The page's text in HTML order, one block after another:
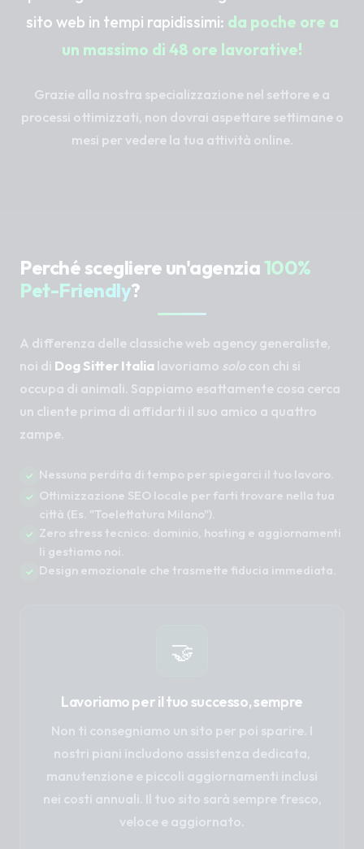
sito web in tempi rapidissimi: da poche ore a
un massimo di 48 ore lavorative!
Grazie alla nostra specializzazione nel settore e a
processi ottimizzati, non dovrai aspettare settimane o
mesi per vedere la tua attività online.
Perché scegliere un'agenzia 100%
Pet-Friendly?
A differenza delle classiche web agency generaliste,
noi di Dog Sitter Italia lavoriamo solo con chi si
occupa di animali. Sappiamo esattamente cosa cerca
un cliente prima di affidarti il suo amico a quattro
zampe.
Nessuna perdita di tempo per spiegarci il tuo lavoro.
Ottimizzazione SEO locale per farti trovare nella tua
città (Es. "Toelettatura Milano").
Zero stress tecnico: dominio, hosting e aggiornamenti
li gestiamo noi.
Design emozionale che trasmette fiducia immediata.
🤝
Lavoriamo per il tuo successo, sempre
Non ti consegniamo un sito per poi sparire. I
nostri piani includono assistenza dedicata,
manutenzione e piccoli aggiornamenti inclusi
nei costi annuali. Il tuo sito sarà sempre fresco,
veloce e aggiornato.